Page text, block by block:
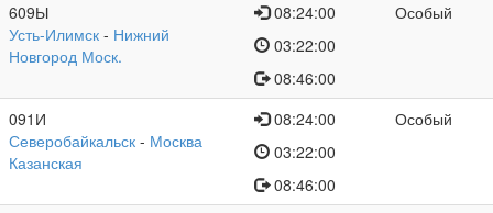
609Ы
Усть-Илимск - Нижний
Новгород Моск.
08:24:00
03:22:00
08:46:00
Особый
091И
Северобайкальск - Москва
Казанская
08:24:00
03:22:00
08:46:00
Особый